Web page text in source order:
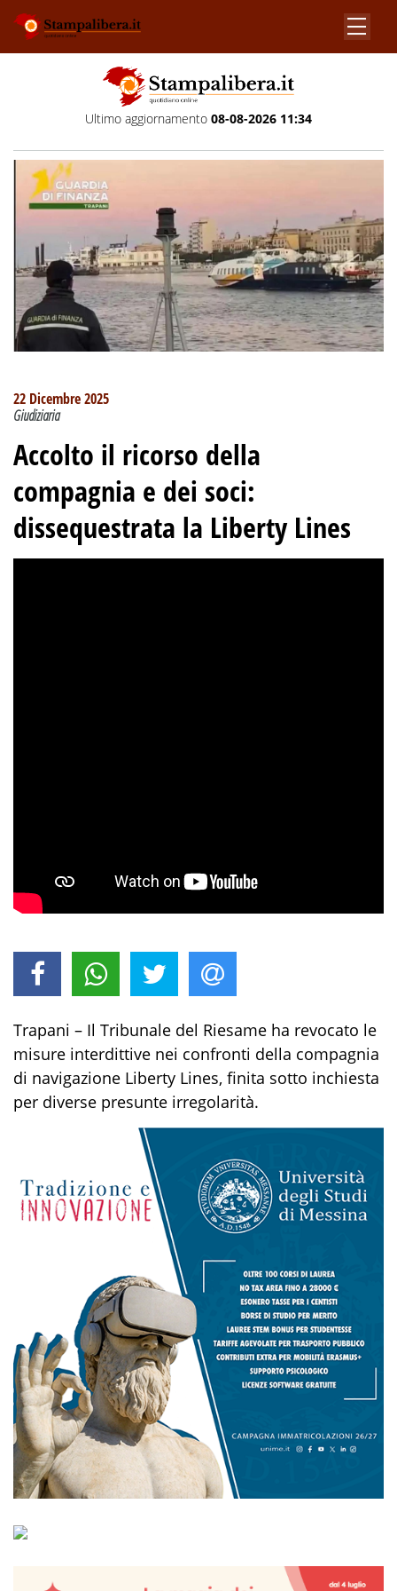
Ultimo aggiornamento 08-08-2026 11:34
22 Dicembre 2025
Giudiziaria
Accolto il ricorso della
compagnia e dei soci:
dissequestrata la Liberty Lines
Trapani – Il Tribunale del Riesame ha revocato le
misure interdittive nei confronti della compagnia
di navigazione Liberty Lines, finita sotto inchiesta
per diverse presunte irregolarità.